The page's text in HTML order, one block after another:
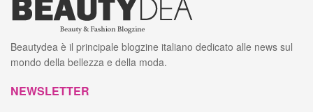
Beautydea è il principale blogzine italiano dedicato alle news sul
mondo della bellezza e della moda.
NEWSLETTER